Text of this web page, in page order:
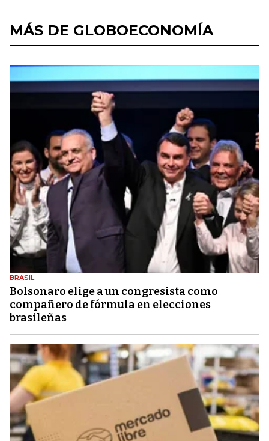
MÁS DE GLOBOECONOMÍA
BRASIL
Bolsonaro elige a un congresista como
compañero de fórmula en elecciones
brasileñas